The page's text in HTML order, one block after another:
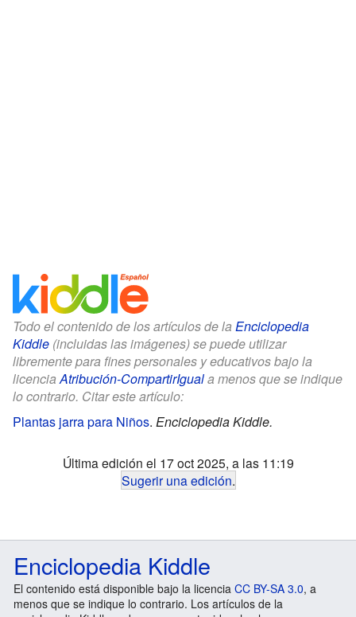
Todo el contenido de los artículos de la Enciclopedia
Kiddle (incluidas las imágenes) se puede utilizar
libremente para fines personales y educativos bajo la
licenciaAtribución-CompartirIguala menos que se indique
lo contrario. Citar este artículo:
Plantas jarra para Niños. Enciclopedia Kiddle.
Última edición el 17 oct 2025, a las 11:19
Sugerir una edición.
Enciclopedia Kiddle
El contenido está disponible bajo la licencia CC BY-SA 3.0, a
menos que se indique lo contrario. Los artículos de la